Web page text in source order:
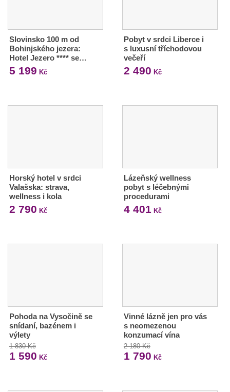
Slovinsko 100 m od
Bohinjského jezera:
Hotel Jezero **** se…
5 199 Kč
Pobyt v srdci Liberce i
s luxusní tříchodovou
večeří
2 490 Kč
Horský hotel v srdci
Valašska: strava,
wellness i kola
2 790 Kč
Lázeňský wellness
pobyt s léčebnými
procedurami
4 401 Kč
Pohoda na Vysočině se
snídaní, bazénem i
výlety
1 830 Kč
1 590 Kč
Vinné lázně jen pro vás
s neomezenou
konzumací vína
2 180 Kč
1 790 Kč